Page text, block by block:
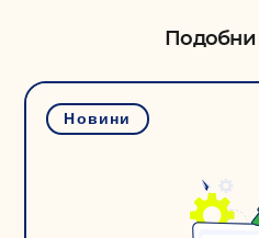
Подобни
Новини